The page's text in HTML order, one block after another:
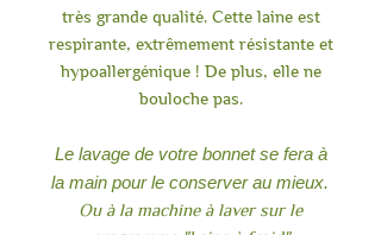
très grande qualité. Cette laine est
respirante, extrêmement résistante et
hypoallergénique ! De plus, elle ne
bouloche pas.
Le lavage de votre bonnet se fera à
la main pour le conserver au mieux.
Ou à la machine à laver sur le